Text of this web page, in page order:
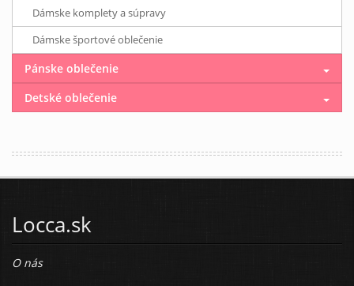
Dámske komplety a súpravy
Dámske športové oblečenie
Pánske oblečenie
Detské oblečenie
Locca.sk
O nás